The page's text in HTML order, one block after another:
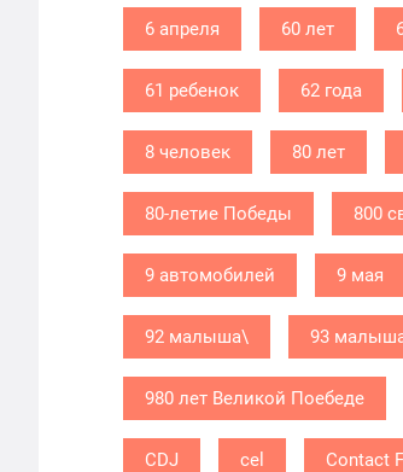
6 апреля 60 лет
61 ребенок 62 года
8 человек 80 лет
80-летие Победы 800
9 автомобилей 9 мая
92 малыша\ 93
980 лет Великой Поебеде
CDJ cel Contact